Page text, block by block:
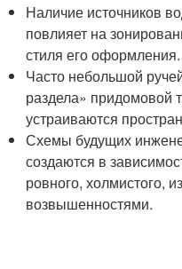
Наличие источников
повлияет на
стиля его оформления.
Часто небольшой
раздела» придомовой
устраиваются
Схемы будущих
создаются в
ровного, холмистого,
возвышенностями.